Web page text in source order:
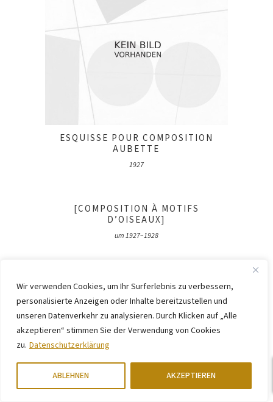
Wir verwenden Cookies, um Ihr Surferlebnis zu verbessern,
personalisierte Anzeigen oder Inhalte bereitzustellen und
unseren Datenverkehr zu analysieren. Durch Klicken auf „Alle
akzeptieren“ stimmen Sie der Verwendung von Cookies
zu. Datenschutzerklärung
ABLEHNEN AKZEPTIEREN
ESQUISSE POUR COMPOSITION
AUBETTE
1927
[COMPOSITION À MOTIFS
D’OISEAUX]
um 1927–1928
HORIZONTALE]
um 1927
WÄNDE IN DER...